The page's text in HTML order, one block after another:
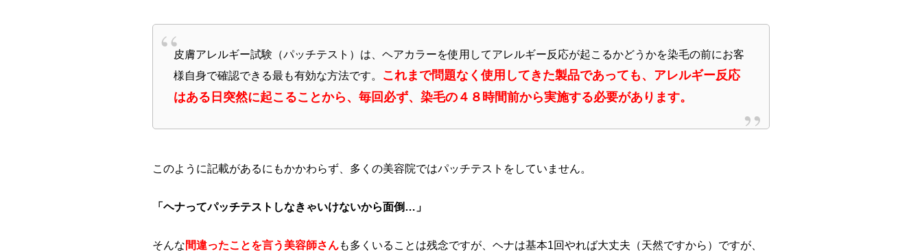
皮膚アレルギー試験（パッチテスト）は、ヘアカラーを使用してアレルギー反応が起こるかどうかを染毛の前にお客
様自身で確認できる最も有効な方法です。
これまで問題なく使用してきた製品であっても、アレルギー反応
はある日突然に起こることから、毎回必ず、染毛の４８時間前から実施する必要があります。
このように記載があるにもかかわらず、多くの美容院ではパッチテストをしていません。
「ヘナってパッチテストしなきゃいけないから面倒…」
そんな間違ったことを言う美容師さんも多くいることは残念ですが、ヘナは基本1回やれば大丈夫（天然ですから）ですが、